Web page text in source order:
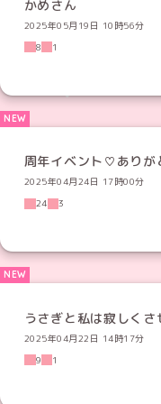
かめさん
2025年05月19日 10時56分
8
1
周年イベント♡あり
2025年04月24日 17時00分
24
3
うさぎと私は寂しくさ
2025年04月22日 14時17分
9
1